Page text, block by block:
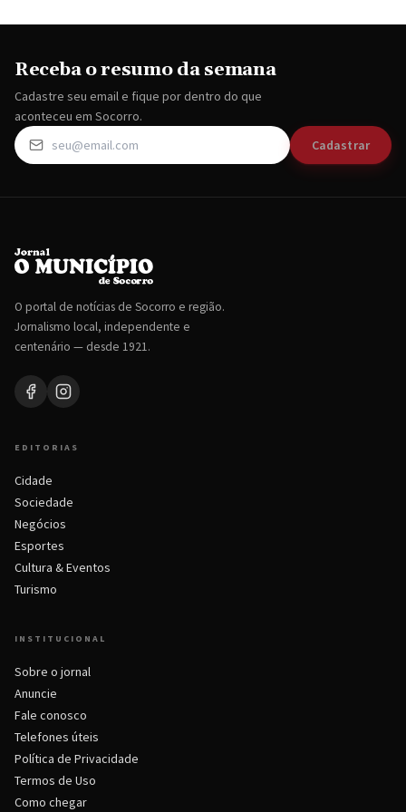
Receba o resumo da semana
Cadastre seu email e fique por dentro do que
aconteceu em Socorro.
Cadastrar
O portal de notícias de Socorro e região.
Jornalismo local, independente e
centenário — desde 1921.
EDITORIAS
Cidade
Sociedade
Negócios
Esportes
Cultura & Eventos
Turismo
INSTITUCIONAL
Sobre o jornal
Anuncie
Fale conosco
Telefones úteis
Política de Privacidade
Termos de Uso
Como chegar